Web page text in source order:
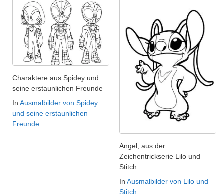
Charaktere aus Spidey und
seine erstaunlichen Freunde
In Ausmalbilder von Spidey
und seine erstaunlichen
Freunde
Angel, aus der
Zeichentrickserie Lilo und
Stitch.
In Ausmalbilder von Lilo und
Stitch